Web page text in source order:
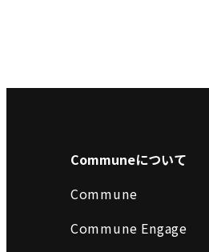
Communeについて
Commune
Commune Engage